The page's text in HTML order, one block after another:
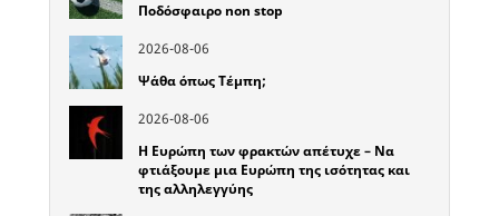
Ποδόσφαιρο non stop
2026-08-06
Ψάθα όπως Τέμπη;
2026-08-06
Η Ευρώπη των φρακτών απέτυχε – Να
φτιάξουμε μια Ευρώπη της ισότητας και
της αλληλεγγύης